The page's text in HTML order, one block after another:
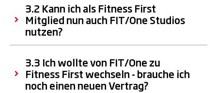
3.2 Kann ich als Fitness First
Mitglied nun auch FIT/One Studios
nutzen?
3.3 Ich wollte von FIT/One zu
Fitness First wechseln - brauche ich
noch einen neuen Vertrag?